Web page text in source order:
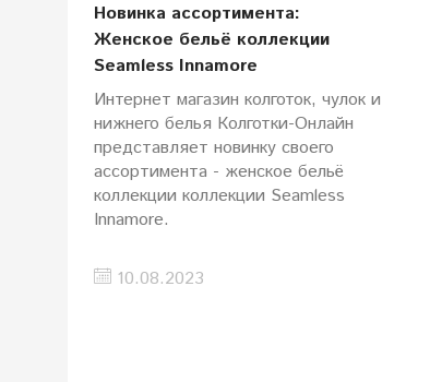
Новинка ассортимента:
Женское бельё коллекции
Seamless Innamore
Интернет магазин колготок, чулок и
нижнего белья Колготки-Онлайн
представляет новинку своего
ассортимента - женское бельё
коллекции коллекции Seamless
Innamore.
10.08.2023